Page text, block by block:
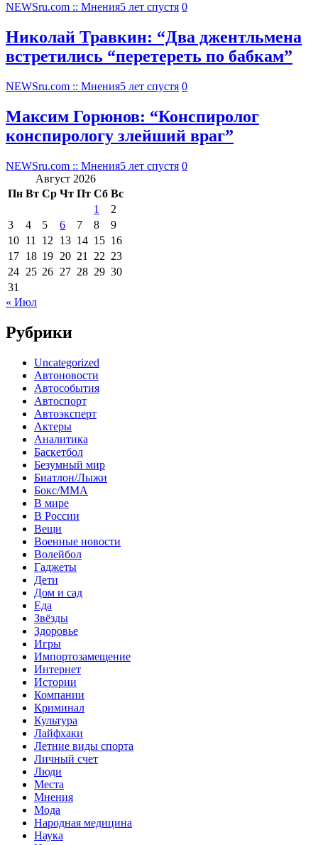
NEWSru.com :: Мнения5 лет спустя 0
Николай Травкин: “Два джентльмена
встретились “перетереть по бабкам”
NEWSru.com :: Мнения5 лет спустя 0
Максим Горюнов: “Конспиролог
конспирологу злейший враг”
NEWSru.com :: Мнения5 лет спустя 0
Август 2026
Пн Вт Ср Чт Пт Сб Вс
1
2
3
4 5 6 7 8
9
10 11 12 13 14 15 16
17 18 19 20 21 22 23
24 25 26 27 28 29 30
31
« Июл
Рубрики
Uncategorized
Автоновости
Автособытия
Автоспорт
Автоэксперт
Актеры
Аналитика
Баскетбол
Безумный мир
Биатлон/Лыжи
Бокс/MMA
В мире
В России
Вещи
Военные новости
Волейбол
Гаджеты
Дети
Дом и сад
Еда
Звёзды
Здоровье
Игры
Импортозамещение
Интернет
Истории
Компании
Криминал
Культура
Лайфхаки
Летние виды спорта
Личный счет
Люди
Места
Мнения
Мода
Народная медицина
Наука